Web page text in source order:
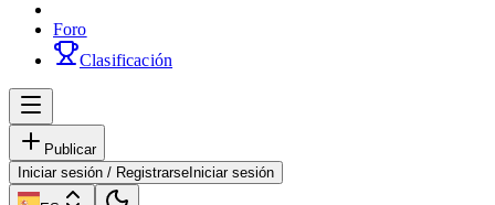
Foro
Clasificación
Publicar
Iniciar sesión / Registrarse Iniciar sesión